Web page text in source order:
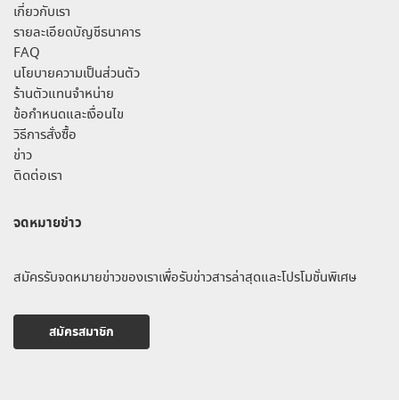
เกี่ยวกับเรา
รายละเอียดบัญชีธนาคาร
FAQ
นโยบายความเป็นส่วนตัว
ร้านตัวแทนจำหน่าย
ข้อกำหนดและเงื่อนไข
วิธีการสั่งซื้อ
ข่าว
ติดต่อเรา
จดหมายข่าว
สมัครรับจดหมายข่าวของเราเพื่อรับข่าวสารล่าสุดและโปรโมชั่นพิเศษ
สมัครสมาชิก